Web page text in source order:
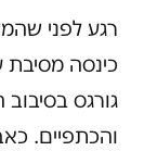
כינסה
גורגס
והכתפיים.